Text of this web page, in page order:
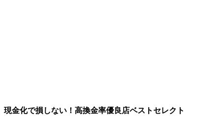
現金化で損しない！高換金率優良店ベストセレクト